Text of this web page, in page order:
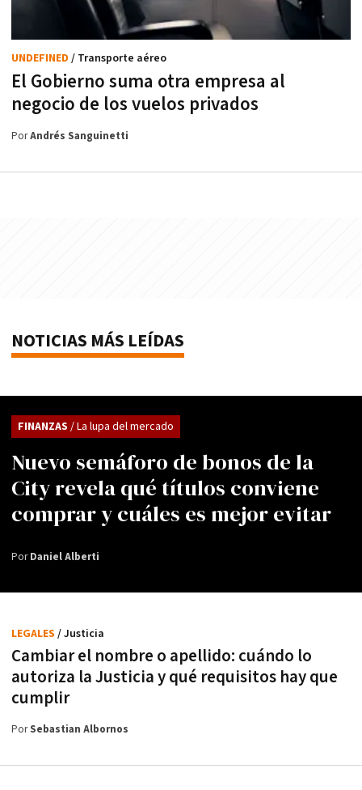
El Gobierno suma otra empresa al
negocio de los vuelos privados
UNDEFINED / Transporte aéreo
PorAndrés Sanguinetti
NOTICIAS MÁS LEÍDAS
Nuevo semáforo de bonos de la
City revela qué títulos conviene
comprar y cuáles es mejor evitar
FINANZAS / La lupa del mercado
PorDaniel Alberti
Cambiar el nombre o apellido: cuándo lo
autoriza la Justicia y qué requisitos hay que
cumplir
LEGALES / Justicia
PorSebastian Albornos